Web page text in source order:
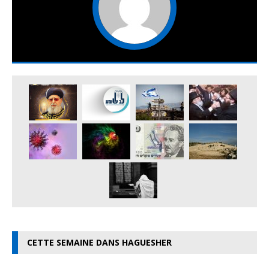
CETTE SEMAINE DANS HAGUESHER